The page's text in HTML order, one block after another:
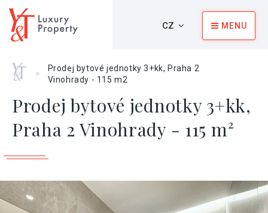
CZ MENU
Home
>
Prodej bytové jednotky 3+kk, Praha 2
Vinohrady - 115 m2
Prodej bytové jednotky 3+kk,
Praha 2 Vinohrady - 115 m²